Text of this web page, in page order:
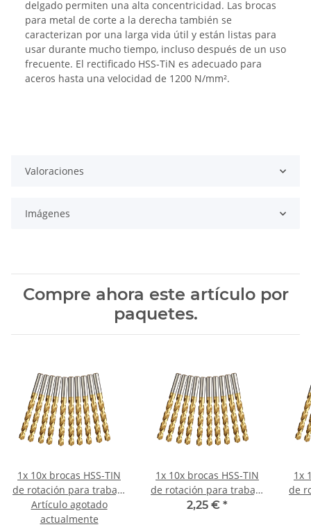
delgado permiten una alta concentricidad. Las brocas
para metal de corte a la derecha también se
caracterizan por una larga vida útil y están listas para
usar durante mucho tiempo, incluso después de un uso
frecuente. El rectificado HSS-TiN es adecuado para
aceros hasta una velocidad de 1200 N/mm².
Valoraciones
Imágenes
Compre ahora este artículo por
paquetes.
1x 10x brocas HSS-TIN
de rotación para trabajo
en metal DIN338N Ø 0,5
mm
Artículo agotado
actualmente
1x 10x brocas HSS-TIN
de rotación para trabajo
en metal DIN338N Ø
2,25 € *
1x
de